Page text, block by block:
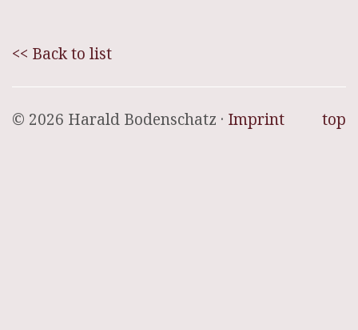
<< Back to list
top
© 2026 Harald Bodenschatz · Imprint